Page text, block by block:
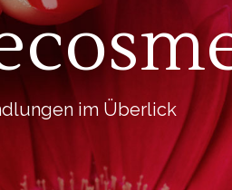
im Überlick